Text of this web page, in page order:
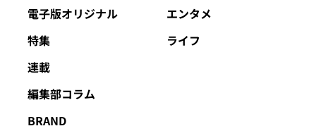
電子版オリジナル
特集
連載
編集部コラム
BRAND
エンタメ
ライフ